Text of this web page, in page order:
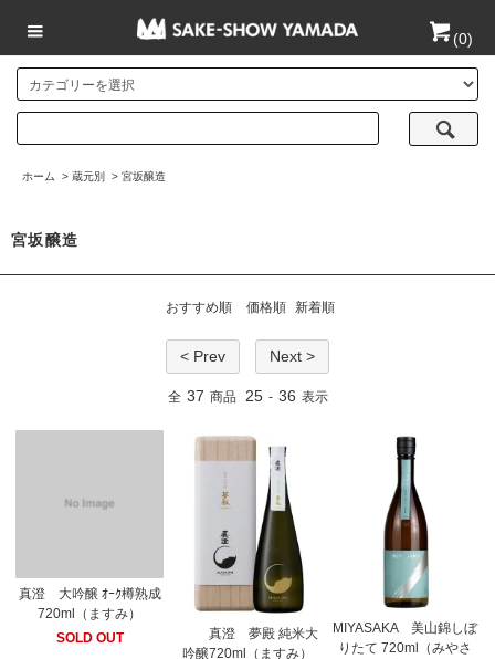
(0)
ホーム > 蔵元別 > 宮坂醸造
宮坂醸造
おすすめ順 価格順 新着順
< Prev Next >
全 37 商品 25 - 36 表示
真澄 大吟醸 ｵｰｸ樽熟成
720ml（ますみ）
SOLD OUT
真澄 夢殿 純米大
吟醸720ml（ますみ）
MIYASAKA 美山錦しぼ
りたて 720ml（みやさ